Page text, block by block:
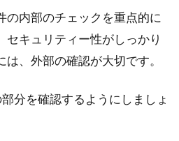
の内部のチェックを重点的に
セキュリティー性がしっかり
、外部の確認が大切です。
分を確認するようにしましょ